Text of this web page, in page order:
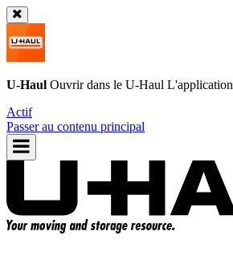
U-Haul Ouvrir dans le U-Haul L'application
Actif
Passer au contenu principal